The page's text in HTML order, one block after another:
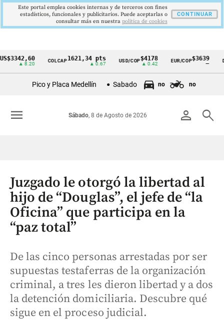
Cintillo
Colombia
▲ 8.20
COLCAP 1621,34 pts
▲ 0.67
USD/COP$4178
▲ 0.42
EUR/COP$3639
Pico y Placa Medellín Sabado no no
person search
Sábado, 8 de Agosto de 2026
menu
Juzgado le otorgó la libertad al
hijo de “Douglas”, el jefe de “la
Oficina” que participa en la
“paz total”
De las cinco personas arrestadas por ser
supuestas testaferras de la organización
criminal, a tres les dieron libertad y a dos
la detención domiciliaria. Descubre qué
sigue en el proceso judicial.
Este portal emplea cookies internas y de terceros con fines
estadísticos, funcionales y publicitarios. Puede aceptarlas o
consultar más en nuestra politica de cookies
CONTINUAR